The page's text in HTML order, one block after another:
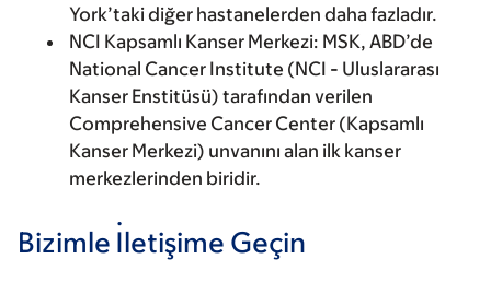
York’taki diğer hastanelerden daha fazladır.
NCI Kapsamlı Kanser Merkezi: MSK, ABD’de
National Cancer Institute (NCI - Uluslararası
Kanser Enstitüsü) tarafından verilen
Comprehensive Cancer Center (Kapsamlı
Kanser Merkezi) unvanını alan ilk kanser
merkezlerinden biridir.
Bizimle İletişime Geçin